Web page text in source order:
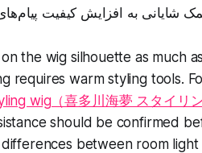
the wig silhouette as much
requires warm styling tools.
wig（喜多川海夢 スタイリン
should be confirmed
between room